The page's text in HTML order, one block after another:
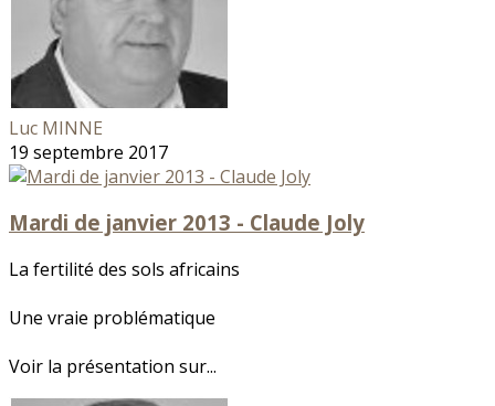
Luc MINNE
19 septembre 2017
Mardi de janvier 2013 - Claude Joly
La fertilité des sols africains
Une vraie problématique
Voir la présentation sur...